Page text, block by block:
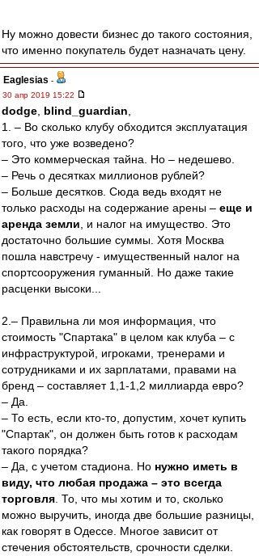
Ну можно довести бизнес до такого состояния,
что именно покупатель будет назначать цену.
Eaglesias -
30 апр 2019 15:22
dodge blind_guardian
1. – Во сколько клубу обходится эксплуатация
того, что уже возведено?
– Это коммерческая тайна. Но – недешево.
– Речь о десятках миллионов рублей?
– Больше десятков. Сюда ведь входят не
только расходы на содержание арены – еще и
аренда земли , и налог на имущество. Это
достаточно большие суммы. Хотя Москва
пошла навстречу - имущественный налог на
спортсооружения гуманный. Но даже такие
расценки высоки...
2.– Правильна ли моя информация, что
стоимость "Спартака" в целом как клуба – с
инфраструктурой, игроками, тренерами и
сотрудниками и их зарплатами, правами на
бренд – составляет 1,1-1,2 миллиарда евро?
– Да.
– То есть, если кто-то, допустим, хочет купить
"Спартак", он должен быть готов к расходам
такого порядка?
– Да, с учетом стадиона. Но нужно иметь в
виду, что любая продажа – это всегда
торговля . То, что мы хотим и то, сколько
можно выручить, иногда две большие разницы,
как говорят в Одессе. Многое зависит от
стечения обстоятельств, срочности сделки.